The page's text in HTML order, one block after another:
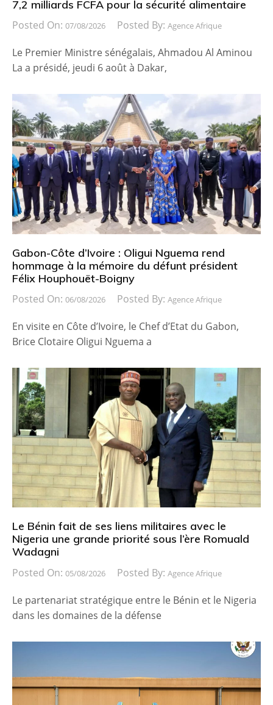
7,2 milliards FCFA pour la sécurité alimentaire
Posted On: 07/08/2026 Posted By: Agence Afrique
Le Premier Ministre sénégalais, Ahmadou Al Aminou
La a présidé, jeudi 6 août à Dakar,
Gabon-Côte d’Ivoire : Oligui Nguema rend
hommage à la mémoire du défunt président
Félix Houphouët-Boigny
Posted On: 06/08/2026 Posted By: Agence Afrique
En visite en Côte d’Ivoire, le Chef d’Etat du Gabon,
Brice Clotaire Oligui Nguema a
Le Bénin fait de ses liens militaires avec le
Nigeria une grande priorité sous l’ère Romuald
Wadagni
Posted On: 05/08/2026 Posted By: Agence Afrique
Le partenariat stratégique entre le Bénin et le Nigeria
dans les domaines de la défense